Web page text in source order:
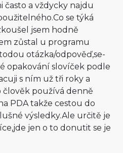
často a vždycky najdu
se týká
jsem hodně
zůstal u programu
otázka/odpověď,se­
opakování slovíček podle
s ním už tři roky a
používá denně
PDA takže cestou do
výsledky.Ale určitě je
jen o to donutit se je